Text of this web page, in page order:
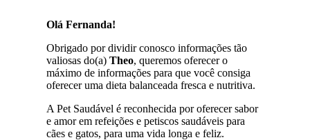
Olá Fernanda!
Obrigado por dividir conosco informações tão
valiosas do(a)Theo, queremos oferecer o
máximo de informações para que você consiga
oferecer uma dieta balanceada fresca e nutritiva.
A Pet Saudável é reconhecida por oferecer sabor
e amor em refeições e petiscos saudáveis para
cães e gatos, para uma vida longa e feliz.